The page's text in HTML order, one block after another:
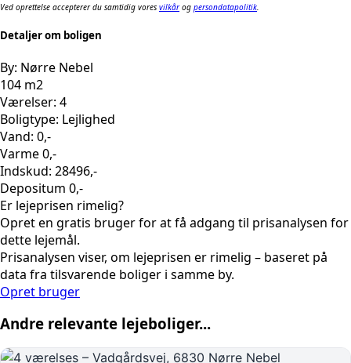
Ved oprettelse accepterer du samtidig vores vilkårog persondatapolitik
Detaljer om boligen
By: Nørre Nebel
104 m2
Værelser: 4
Boligtype: Lejlighed
Vand: 0,-
Varme 0,-
Indskud: 28496,-
Depositum 0,-
Er lejeprisen rimelig?
Opret en gratis bruger for at få adgang til prisanalysen for
dette lejemål.
Prisanalysen viser, om lejeprisen er rimelig – baseret på
data fra tilsvarende boliger i samme by.
Opret bruger
Andre relevante lejeboliger...